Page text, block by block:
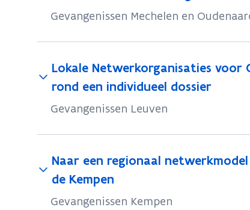
Gevangenissen Mechelen en
Lokale Netwerkorganisaties voor
rond een individueel dossier
Gevangenissen Leuven
Naar een regionaal
de Kempen
Gevangenissen Kempen